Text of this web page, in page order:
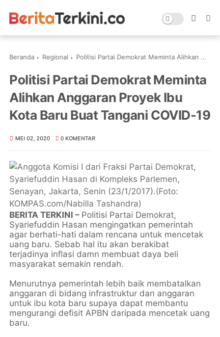
Beranda Regional Politisi Partai Demokrat Meminta Alihkan Anggaran Proyek Ibu Kota Baru Buat Tangani COVID-19
Politisi Partai Demokrat Meminta
Alihkan Anggaran Proyek Ibu
Kota Baru Buat Tangani COVID-19
MEI 02, 2020 0 KOMENTAR
BERITA TERKINI – Politisi Partai Demokrat,
Syariefuddin Hasan mengingatkan pemerintah
agar berhati-hati dalam rencana untuk mencetak
uang baru. Sebab hal itu akan berakibat
terjadinya inflasi damn membuat daya beli
masyarakat semakin rendah.
Menurutnya pemerintah lebih baik membatalkan
anggaran di bidang infrastruktur dan anggaran
untuk ibu kota baru supaya dapat membantu
mengurangi defisit APBN daripada mencetak uang
baru.